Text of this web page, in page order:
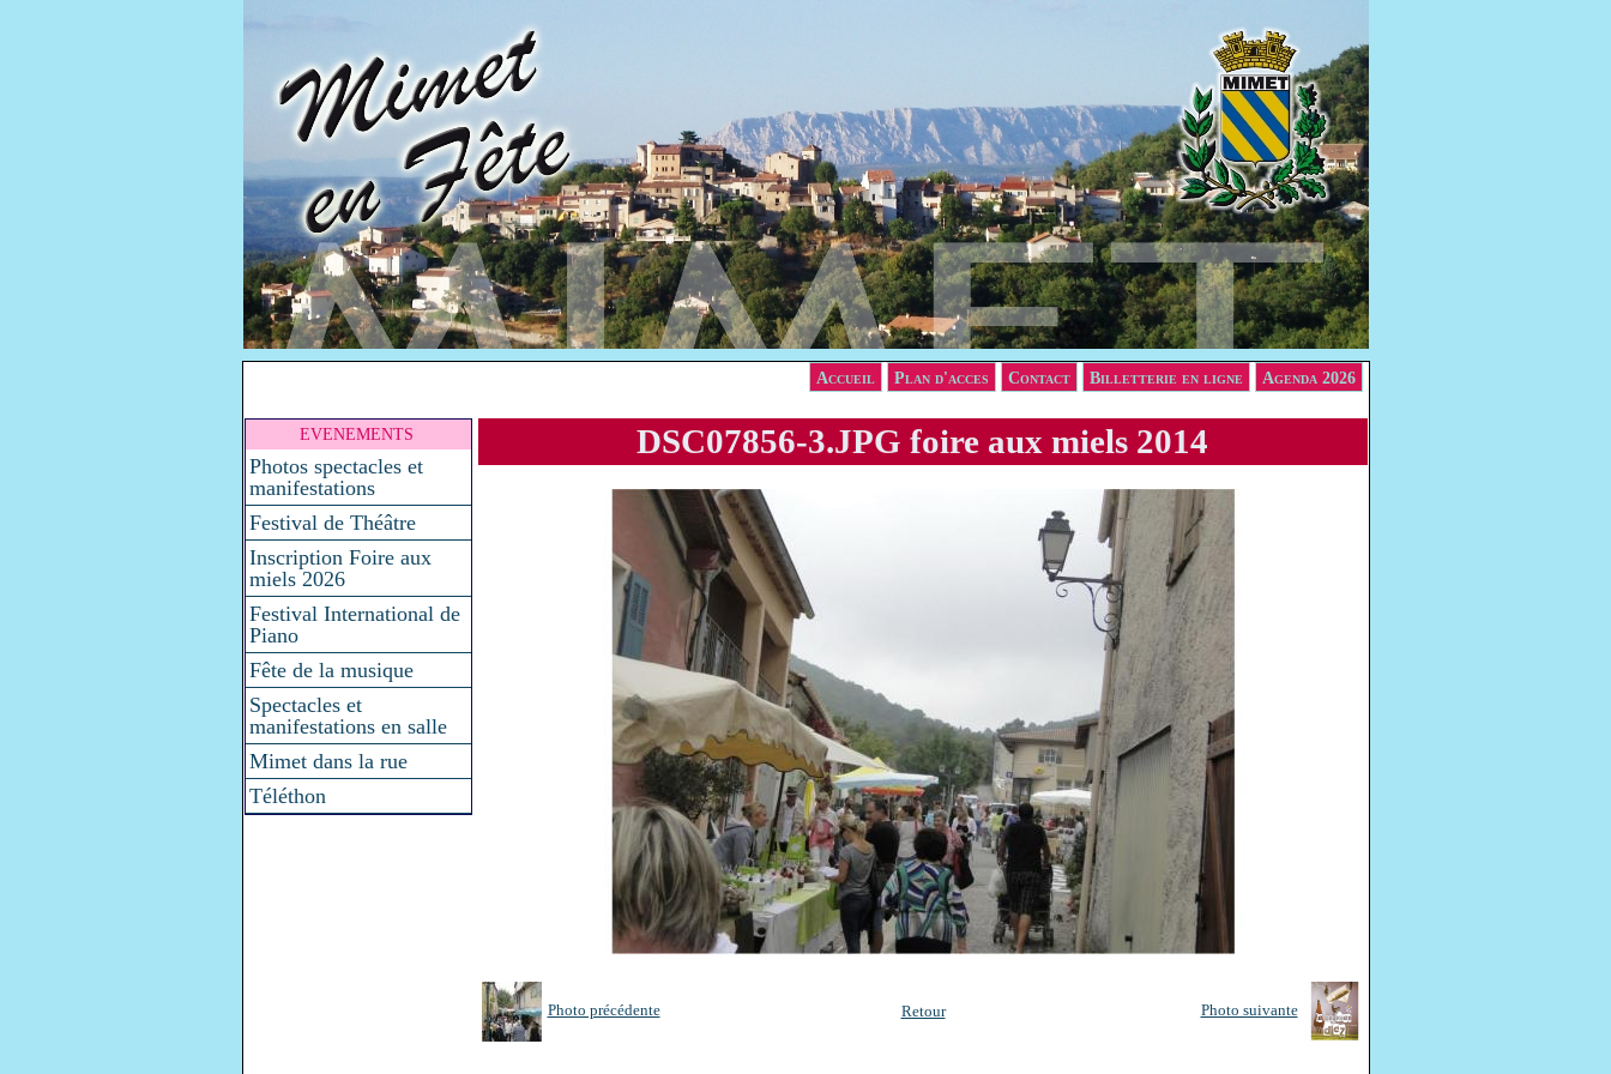
Accueil Plan d'acces Contact Billetterie en ligne Agenda 2026
EVENEMENTS
Photos spectacles et
manifestations
Festival de Théâtre
Inscription Foire aux
miels 2026
Festival International de
Piano
Fête de la musique
Spectacles et
manifestations en salle
Mimet dans la rue
Téléthon
DSC07856-3.JPG foire aux miels 2014
Photo précédente Retour Photo suivante